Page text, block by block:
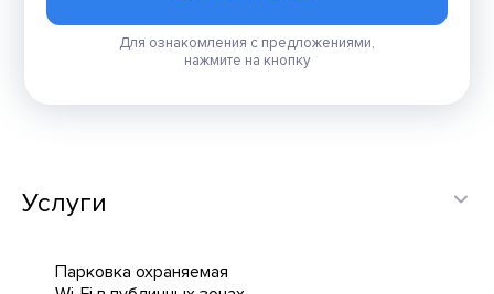
Для ознакомления с предложениями,
нажмите на кнопку
Услуги
Парковка охраняемая